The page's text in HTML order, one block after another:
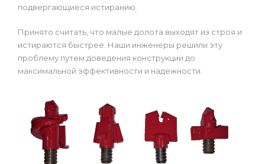
подвергающиеся истиранию.
Принято считать, что малые долота выходят из строя и
истираются быстрее. Наши инженеры решили эту
проблему путем доведения конструкции до
максимальной эффективности и надежности.